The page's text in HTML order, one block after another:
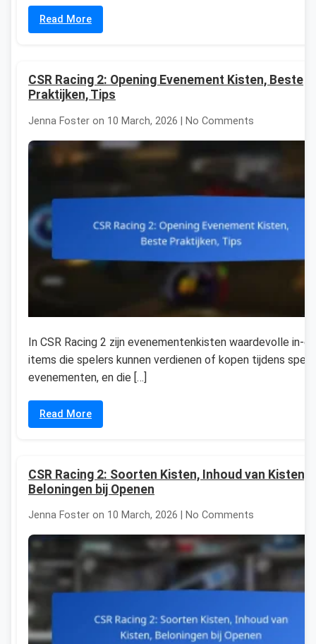
Read More
CSR Racing 2: Opening Evenement Kisten, Beste
Praktijken, Tips
Jenna Foster on 10 March, 2026 | No Comments
In CSR Racing 2 zijn evenementenkisten waardevolle in-
items die spelers kunnen verdienen of kopen tijdens
evenementen, en die […]
Read More
CSR Racing 2: Soorten Kisten, Inhoud van Kisten,
Beloningen bij Openen
Jenna Foster on 10 March, 2026 | No Comments